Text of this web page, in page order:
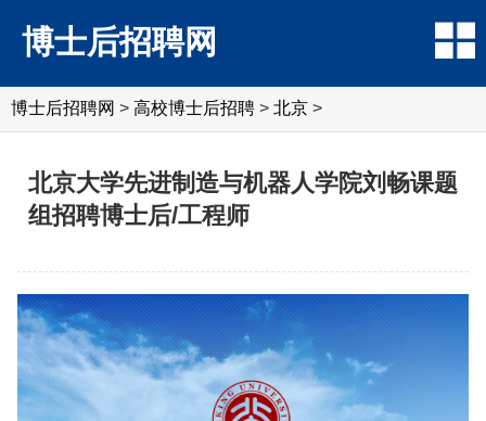
博士后招聘网
博士后招聘网 > 高校博士后招聘 > 北京 >
北京大学先进制造与机器人学院刘畅课题
组招聘博士后/工程师